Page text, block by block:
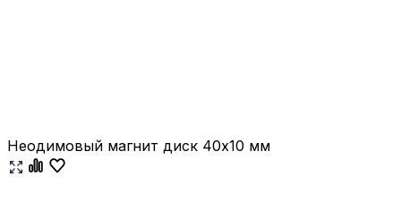
Неодимовый магнит диск 40х10 мм